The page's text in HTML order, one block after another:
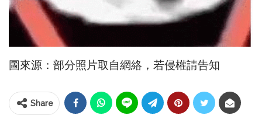
圖來源：部分照片取自網絡，若侵權請告知
Share